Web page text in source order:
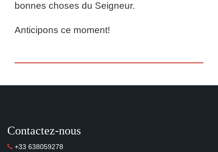
bonnes choses du Seigneur.
Anticipons ce moment!
Contactez-nous
+33 638059278